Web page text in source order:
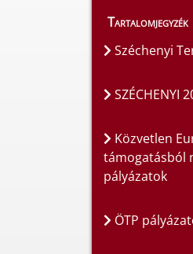
Tartalomjegyzék
Széchenyi
SZÉCHENYI
Közvetlen
támogatásból
pályázatok
ÖTP